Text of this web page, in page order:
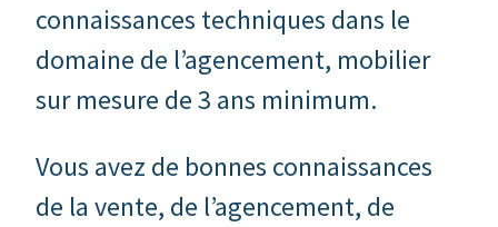
connaissances techniques dans le
domaine de l’agencement, mobilier
sur mesure de 3 ans minimum.
Vous avez de bonnes connaissances
de la vente, de l’agencement, de